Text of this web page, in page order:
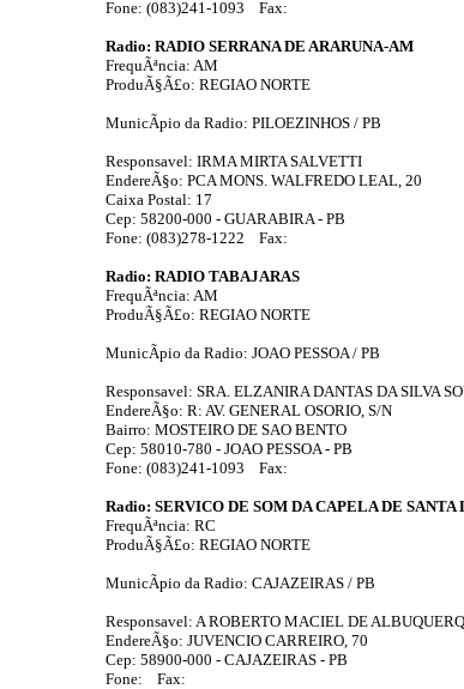
Fone: (083)241-1093 Fax:
Radio: RADIO SERRANA DE ARARUNA-AM
FrequÃªncia: AM
ProduÃ§Ã£o: REGIAO NORTE
MunicÃ­pio da Radio: PILOEZINHOS / PB
Responsavel: IRMA MIRTA SALVETTI
EndereÃ§o: PCA MONS. WALFREDO LEAL, 20
Caixa Postal: 17
Cep: 58200-000 - GUARABIRA - PB
Fone: (083)278-1222 Fax:
Radio: RADIO TABAJARAS
FrequÃªncia: AM
ProduÃ§Ã£o: REGIAO NORTE
MunicÃ­pio da Radio: JOAO PESSOA / PB
Responsavel: SRA. ELZANIRA DANTAS DA SILVA
EndereÃ§o: R: AV. GENERAL OSORIO, S/N
Bairro: MOSTEIRO DE SAO BENTO
Cep: 58010-780 - JOAO PESSOA - PB
Fone: (083)241-1093 Fax:
Radio: SERVICO DE SOM DA CAPELA DE
FrequÃªncia: RC
ProduÃ§Ã£o: REGIAO NORTE
MunicÃ­pio da Radio: CAJAZEIRAS / PB
Responsavel: A ROBERTO MACIEL DE
EndereÃ§o: JUVENCIO CARREIRO, 70
Cep: 58900-000 - CAJAZEIRAS - PB
Fone: Fax: